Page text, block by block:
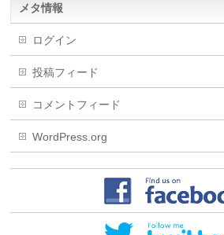
メタ情報
ログイン
投稿フィード
コメントフィード
WordPress.org